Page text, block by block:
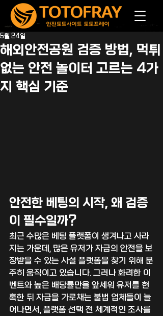
해외안전공원 검증 방법, 먹튀
없는 안전 놀이터 고르는 4가
지 핵심 기준
5월 24일
안전한 베팅의 시작, 왜 검증
이 필수일까?
최근 수많은 베팅 플랫폼이 생겨나고 사라
지는 가운데, 많은 유저가 자금의 안전을 보
장받을 수 있는 사설 플랫폼을 찾기 위해 분
주히 움직이고 있습니다. 그러나 화려한 이
벤트와 높은 배당률만을 앞세워 유저를 현
혹한 뒤 자금을 가로채는 불법 업체들이 늘
어나면서, 플랫폼 선택 전 체계적인 조사를